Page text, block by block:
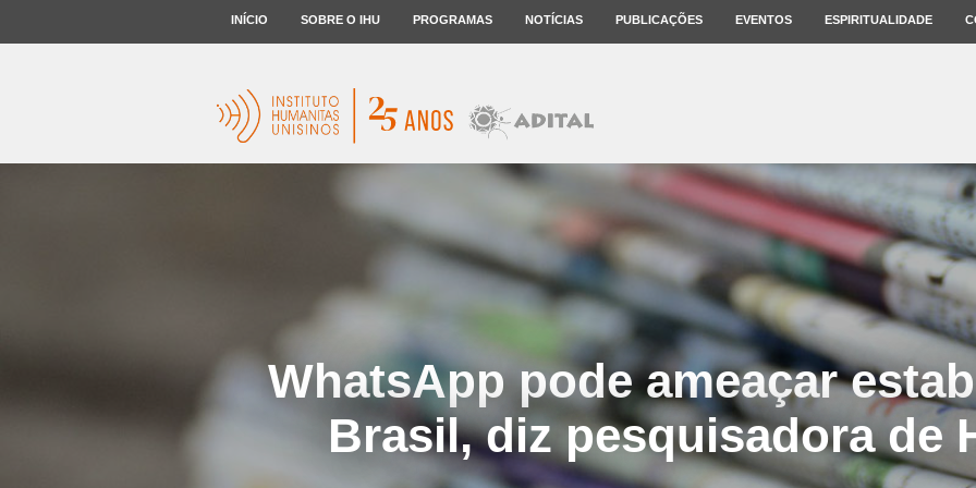
INÍCIO SOBRE O IHU PROGRAMAS NOTÍCIAS PUBLICAÇÕES EVENTOS ESPIRITUALIDADE
WhatsApp pode ameaçar
Brasil, diz pesquisadora de